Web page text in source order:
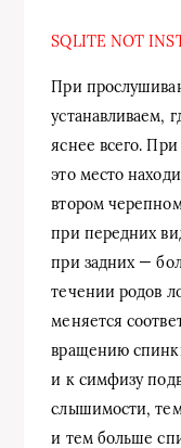
SQLITE NOT
При
устанавливаем,
яснее всего.
это место
втором
при передних
при задних —
течении родов
меняется
вращению
и к симфизу
слышимости,
и тем больше